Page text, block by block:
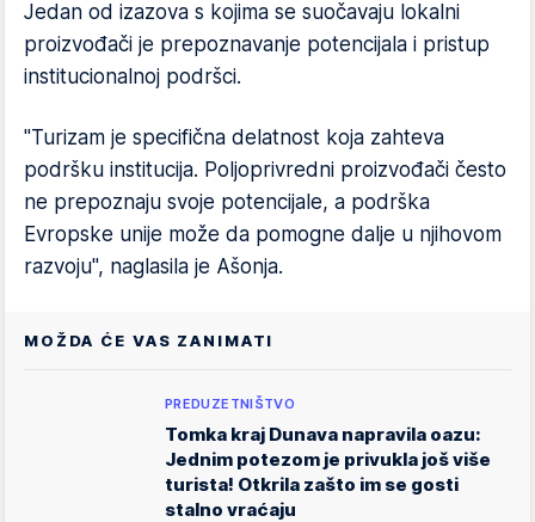
Jedan od izazova s kojima se suočavaju lokalni
proizvođači je prepoznavanje potencijala i pristup
institucionalnoj podršci.
"Turizam je specifična delatnost koja zahteva
podršku institucija. Poljoprivredni proizvođači često
ne prepoznaju svoje potencijale, a podrška
Evropske unije može da pomogne dalje u njihovom
razvoju", naglasila je Ašonja.
MOŽDA ĆE VAS ZANIMATI
PREDUZETNIŠTVO
Tomka kraj Dunava napravila oazu:
Jednim potezom je privukla još više
turista! Otkrila zašto im se gosti
stalno vraćaju